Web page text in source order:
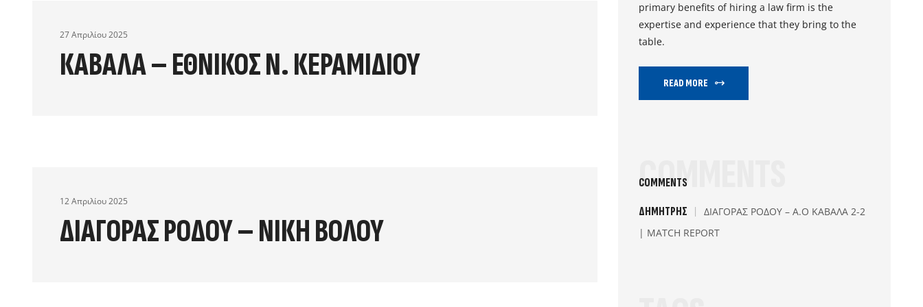
27 Απριλίου 2025
ΚΑΒΑΛΑ – ΕΘΝΙΚΟΣ Ν. ΚΕΡΑΜΙΔΙΟΥ
12 Απριλίου 2025
ΔΙΑΓΟΡΑΣ ΡΟΔΟΥ – ΝΙΚΗ ΒΟΛΟΥ
primary benefits of hiring a law firm is the
expertise and experience that they bring to the
table.
READ MORE
COMMENTS
COMMENTS
ΔΗΜΉΤΡΗΣ
ΔΙΑΓΟΡΑΣ ΡΟΔΟΥ – Α.Ο ΚΑΒΑΛΑ 2-2
| MATCH REPORT